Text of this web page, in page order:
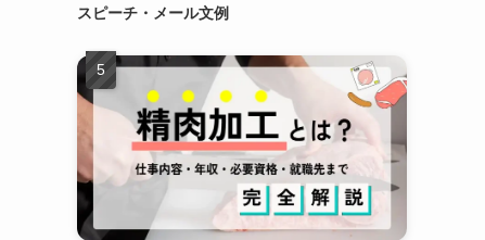
スピーチ・メール文例